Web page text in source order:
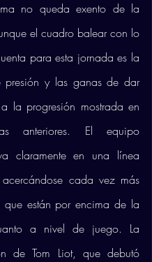
no queda exento de la
el cuadro balear con lo
para esta jornada es la
presión y las ganas de dar
la progresión mostrada en
anteriores. El equipo
claramente en una línea
acercándose cada vez más
que están por encima de la
a nivel de juego. La
de Tom Liot, que debutó